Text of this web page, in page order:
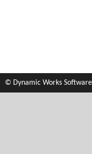
© Dynamic Works